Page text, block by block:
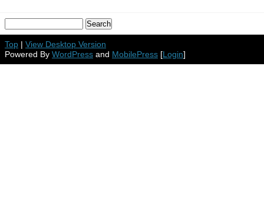
Top | View Desktop Version
Powered By WordPress and MobilePress [Login]